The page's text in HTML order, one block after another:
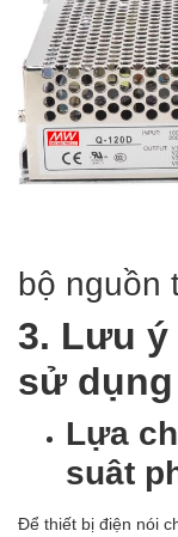
bộ nguồn
3. Lưu
sử
Lựa
suât
Để thiết bị điện nói